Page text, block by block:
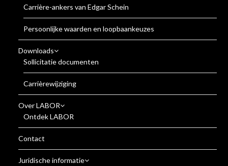
Carrière-ankers van Edgar Schein
Persoonlijke waarden en loopbaankeuzes
Downloads
Sollicitatie documenten
Carrièrewijziging
Over LABOR
Ontdek LABOR
Contact
Juridische informatie